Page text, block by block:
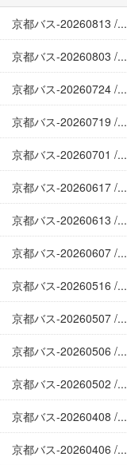
京都バス-20260813 /...
京都バス-20260803 /...
京都バス-20260724 /...
京都バス-20260719 /...
京都バス-20260701 /...
京都バス-20260617 /...
京都バス-20260613 /...
京都バス-20260607 /...
京都バス-20260516 /...
京都バス-20260507 /...
京都バス-20260506 /...
京都バス-20260502 /...
京都バス-20260408 /...
京都バス-20260406 /...